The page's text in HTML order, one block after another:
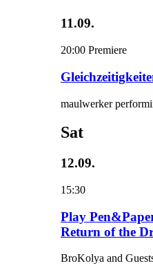
11.09.
20:00 Premiere
maulwerker
Sat
12.09.
15:30
Play
Return of the
BroKolya and